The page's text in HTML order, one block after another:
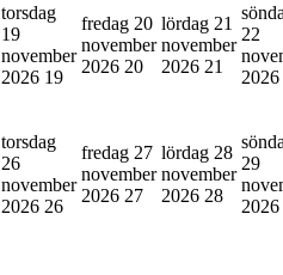
torsdag
19
november
2026 19
fredag 20
november
2026 20
lördag 21
november
2026 21
22
2026
torsdag
26
november
2026 26
fredag 27
november
2026 27
lördag 28
november
2026 28
29
2026